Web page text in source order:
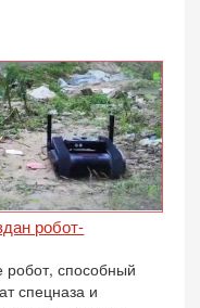
робот-
способный
спецназа и